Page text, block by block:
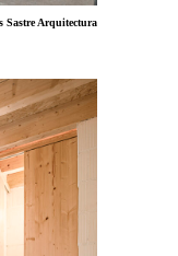
Sastre Arquitectura